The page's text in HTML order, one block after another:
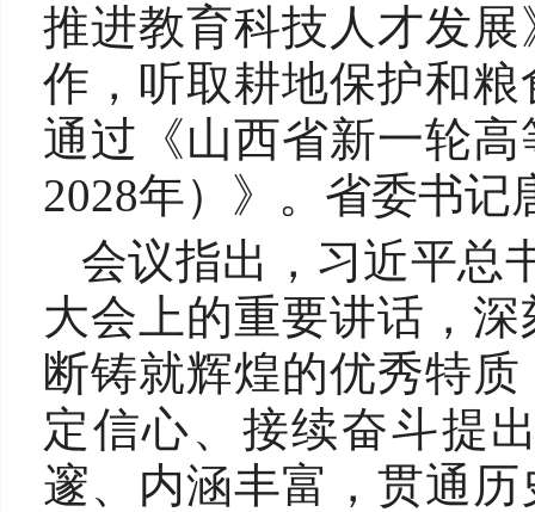
推进教育科技人才发
作，听取耕地保护和
通过《山西省新一轮
2028年）》。省委书记
会议指出，习近平总
大会上的重要讲话，
断铸就辉煌的优秀特
定信心、接续奋斗提
邃、内涵丰富，贯通